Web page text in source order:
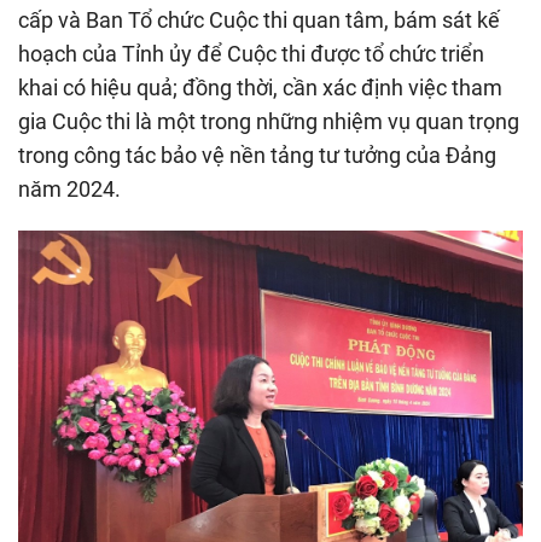
cấp và Ban Tổ chức Cuộc thi quan tâm, bám sát kế
hoạch của Tỉnh ủy để Cuộc thi được tổ chức triển
khai có hiệu quả; đồng thời, cần xác định việc tham
gia Cuộc thi là một trong những nhiệm vụ quan trọng
trong công tác bảo vệ nền tảng tư tưởng của Đảng
năm 2024.